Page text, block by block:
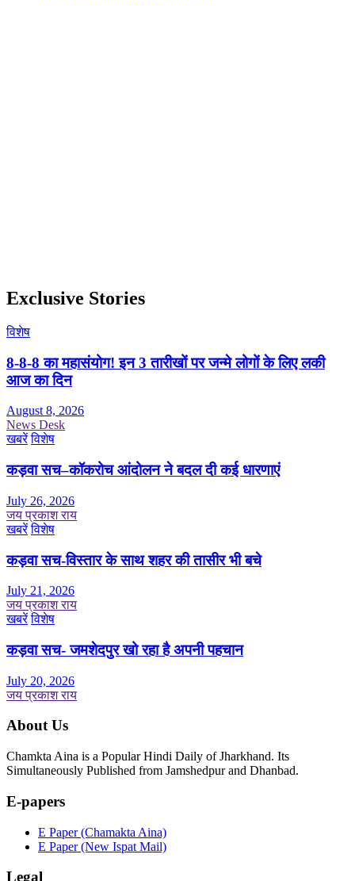
Exclusive Stories
विशेष
8-8-8 का महासंयोग! इन 3 तारीखों पर जन्मे लोगों के लिए लकी
आज का दिन
August 8, 2026
News Desk
खबरें विशेष
कड़वा सच–कॉकरोच आंदोलन ने बदल दी कई धारणाएं
July 26, 2026
जय प्रकाश राय
खबरें विशेष
कड़वा सच-विस्तार के साथ शहर की तासीर भी बचे
July 21, 2026
जय प्रकाश राय
खबरें विशेष
कड़वा सच- जमशेदपुर खो रहा है अपनी पहचान
July 20, 2026
जय प्रकाश राय
About Us
Chamkta Aina is a Popular Hindi Daily of Jharkhand. Its
Simultaneously Published from Jamshedpur and Dhanbad.
E-papers
E Paper (Chamakta Aina)
E Paper (New Ispat Mail)
Legal